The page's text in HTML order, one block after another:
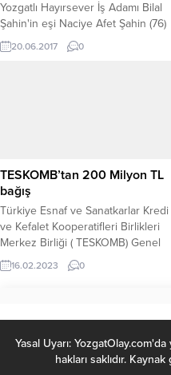
Yozgatlı Hayırsever İş Adamı Bilal
Şahin'in eşi Naciye Afet Şahin (76)
bugün öğle namazına müteakip
kılınan cenaze namazının ardından
20.06.2017 0
TESKOMB’tan 200 Milyon TL
bağış
Türkiye Esnaf ve Sanatkarlar Kredi
ve Kefalet Kooperatifleri Birlikleri
Merkez Birliği ( TESKOMB) Genel
Başkan hemşehrimize Abdülkadir
Akgül, Türkiye Tek Yürek
16.02.2023 0
Yasal Uyarı:
hakları saklıdır.